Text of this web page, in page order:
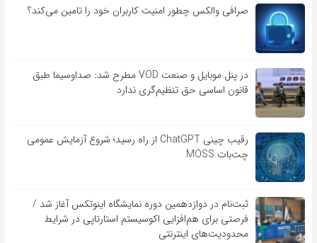
صرافی والکس چطور امنیت کاربران خود را تامین می‌کند؟
در پنل موبایل و صنعت VOD مطرح شد: صداوسیما طبق
قانون اساسی حق تنظیم‌گری ندارد
رقیب چینی ChatGPT از راه رسید؛ شروع آزمایش عمومی
چت‌بات MOSS
ثبت‌نام در دوازدهمین دوره نمایشگاه اینوتکس آغاز شد /
فرصتی برای هم‌افزایی اکوسیستم استارتاپی در شرایط
محدودیت‌های اینترنتی